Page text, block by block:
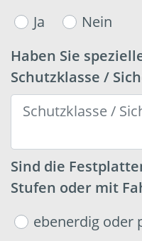
Ja
Nein
Haben Sie
Schutzklasse /
Sind die
Stufen oder mit
ebenerdig oder